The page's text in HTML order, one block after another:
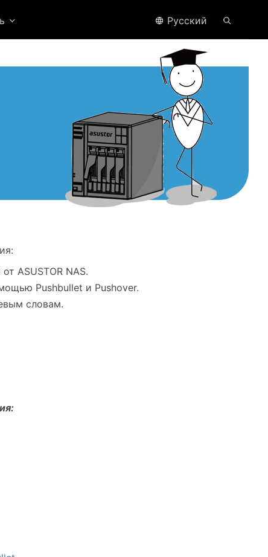
Pусский
ASUSTOR NAS.
Pushbullet и Pushover.
словам.